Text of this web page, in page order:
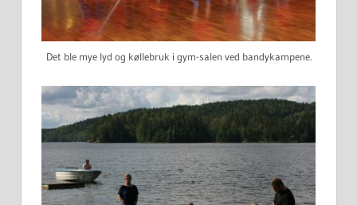
Det ble mye lyd og køllebruk i gym-salen ved bandykampene.